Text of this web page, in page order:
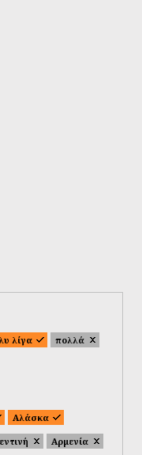
λίγα
πολλά
Αλάσκα
Αρμενία